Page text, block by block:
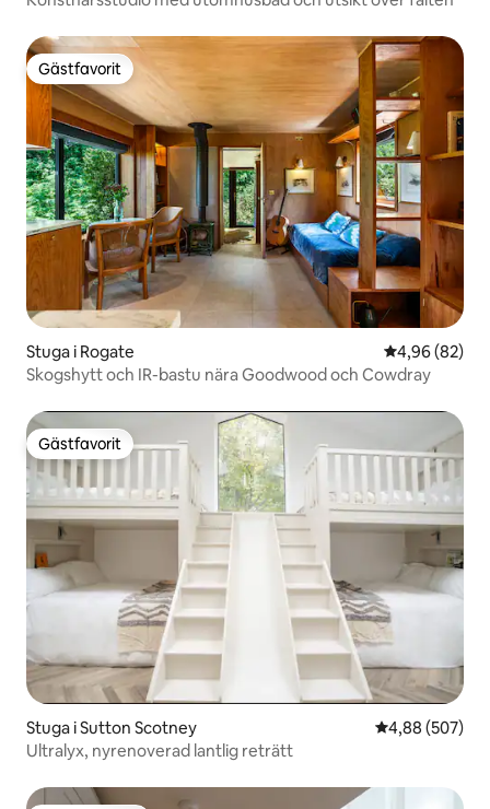
Gästfavorit
Gästfavorit
Stuga i Rogate 4,96 av 5 i
4,96 (82)
Skogshytt och IR-bastu nära Goodwood och Cowdray
Gästfavorit
Gästfavorit
Stuga i Sutton Scotney 4,88 av 5 i
4,88 (507)
Ultralyx, nyrenoverad lantlig reträtt